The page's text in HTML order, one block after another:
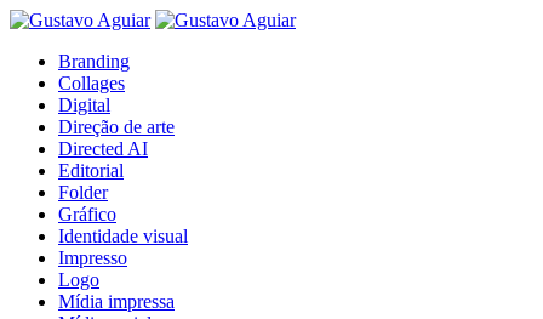
Branding
Collages
Digital
Direção de arte
Directed AI
Editorial
Folder
Gráfico
Identidade visual
Impresso
Logo
Mídia impressa